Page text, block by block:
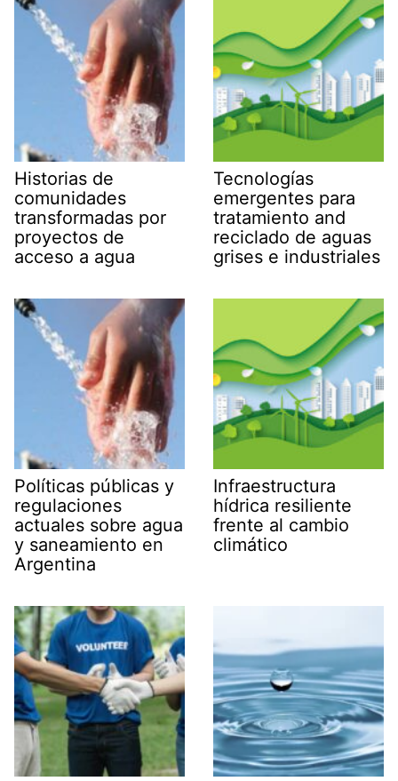
Historias de
comunidades
transformadas por
proyectos de
acceso a agua
Tecnologías
emergentes para
tratamiento and
reciclado de aguas
grises e industriales
Políticas públicas y
regulaciones
actuales sobre agua
y saneamiento en
Argentina
Infraestructura
hídrica resiliente
frente al cambio
climático